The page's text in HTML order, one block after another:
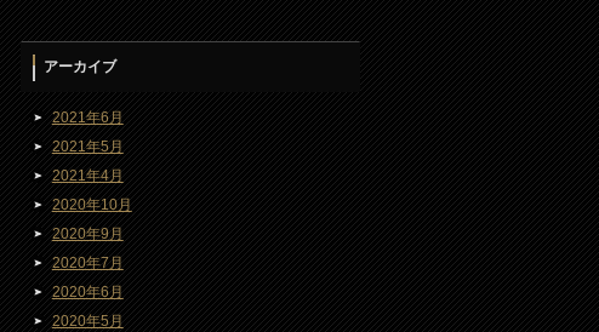
アーカイブ
2021年6月
2021年5月
2021年4月
2020年10月
2020年9月
2020年7月
2020年6月
2020年5月